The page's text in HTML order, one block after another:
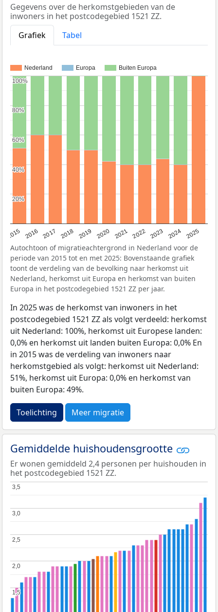
Gegevens over de herkomstgebieden van de
inwoners in het postcodegebied 1521 ZZ.
Grafiek
Tabel
Nederland Europa Buiten Europa
2015 2016 2017 2018 2019 2020 2021 2022 2023 2024 2025
20%
20%
40%
40%
60%
60%
80%
80%
100%
100%
Autochtoon of migratieachtergrond in Nederland voor de
periode van 2015 tot en met 2025: Bovenstaande grafiek
toont de verdeling van de bevolking naar herkomst uit
Nederland, herkomst uit Europa en herkomst van buiten
Europa in het postcodegebied 1521 ZZ per jaar.
In 2025 was de herkomst van inwoners in het
postcodegebied 1521 ZZ als volgt verdeeld: herkomst
uit Nederland: 100%, herkomst uit Europese landen:
0,0% en herkomst uit landen buiten Europa: 0,0% En
in 2015 was de verdeling van inwoners naar
herkomstgebied als volgt: herkomst uit Nederland:
51%, herkomst uit Europa: 0,0% en herkomst van
buiten Europa: 49%.
Toelichting Meer migratie
Gemiddelde huishoudensgrootte
Er wonen gemiddeld 2,4 personen per huishouden in
het postcodegebied 1521 ZZ.
1,5
1,5
2,0
2,0
2,5
2,5
3,0
3,0
3,5
3,5